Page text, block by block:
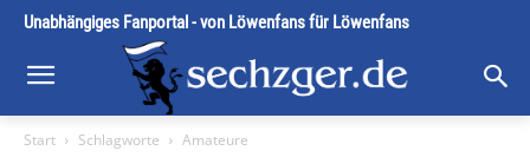
Unabhängiges Fanportal - von Löwenfans für Löwenfans
Start Schlagworte Amateure